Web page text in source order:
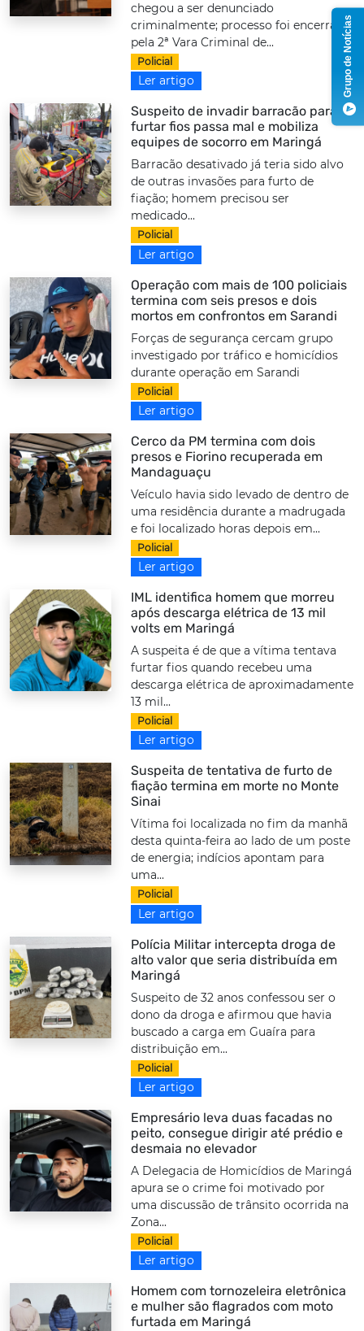
chegou a ser denunciado
criminalmente; processo foi encerrado
pela 2ª Vara Criminal de...
Policial
Ler artigo
Suspeito de invadir barracão para
furtar fios passa mal e mobiliza
equipes de socorro em Maringá
Barracão desativado já teria sido alvo
de outras invasões para furto de
fiação; homem precisou ser
medicado...
Policial
Ler artigo
Operação com mais de 100 policiais
termina com seis presos e dois
mortos em confrontos em Sarandi
Forças de segurança cercam grupo
investigado por tráfico e homicídios
durante operação em Sarandi
Policial
Ler artigo
Cerco da PM termina com dois
presos e Fiorino recuperada em
Mandaguaçu
Veículo havia sido levado de dentro de
uma residência durante a madrugada
e foi localizado horas depois em...
Policial
Ler artigo
IML identifica homem que morreu
após descarga elétrica de 13 mil
volts em Maringá
A suspeita é de que a vítima tentava
furtar fios quando recebeu uma
descarga elétrica de aproximadamente
13 mil...
Policial
Ler artigo
Suspeita de tentativa de furto de
fiação termina em morte no Monte
Sinai
Vítima foi localizada no fim da manhã
desta quinta-feira ao lado de um poste
de energia; indícios apontam para
uma...
Policial
Ler artigo
Polícia Militar intercepta droga de
alto valor que seria distribuída em
Maringá
Suspeito de 32 anos confessou ser o
dono da droga e afirmou que havia
buscado a carga em Guaíra para
distribuição em...
Policial
Ler artigo
Empresário leva duas facadas no
peito, consegue dirigir até prédio e
desmaia no elevador
A Delegacia de Homicídios de Maringá
apura se o crime foi motivado por
uma discussão de trânsito ocorrida na
Zona...
Policial
Ler artigo
Homem com tornozeleira eletrônica
e mulher são flagrados com moto
furtada em Maringá
Grupo de Notícias